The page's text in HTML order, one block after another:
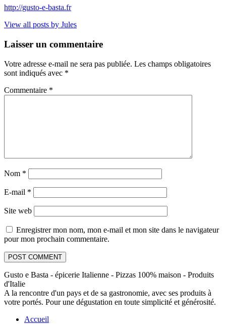
http://gusto-e-basta.fr
View all posts by Jules
Laisser un commentaire
Votre adresse e-mail ne sera pas publiée. Les champs obligatoires
sont indiqués avec *
Commentaire *
Nom *
E-mail *
Site web
Enregistrer mon nom, mon e-mail et mon site dans le navigateur
pour mon prochain commentaire.
Gusto e Basta - épicerie Italienne - Pizzas 100% maison - Produits
d'Italie
A la rencontre d'un pays et de sa gastronomie, avec ses produits à
votre portés. Pour une dégustation en toute simplicité et générosité.
Accueil